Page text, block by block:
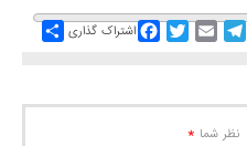
Share اشتراک گذاری
FacebookTwitterEmail
Telegram
نظر شما *